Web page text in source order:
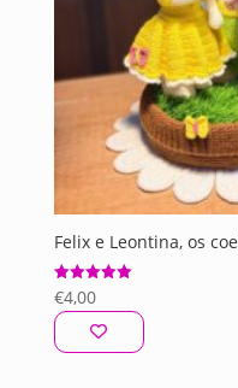
Felix e Leontina, os
Avaliação
5.00
de 5
€4,00